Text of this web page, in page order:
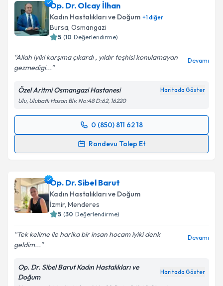
Op. Dr. Olcay İlhan
Kadın Hastalıkları ve Doğum +1diğer
Bursa, Osmangazi
5 (10 Değerlendirme)
Allah iyiki karşıma çıkardı , yıldır teşhisi konulamayan
gezmedigi...
Devamı
Özel Aritmi Osmangazi Hastanesi Haritada Göster
Ulu, Ulubatlı Hasan Blv. No:48 D:62, 16220
0 (850) 811 62 18
Randevu Talep Et
Randevu Takvimi Talebi
takvim hazırlandığında e-posta ile bilgilendireceğiz.
E-posta Adresiniz
kapsamda işlenmesini kabul ediyorum.
Op. Dr. Sibel Barut
Kadın Hastalıkları ve Doğum
İzmir, Menderes
5 (30 Değerlendirme)
Tek kelime ile harika bir insan hocam iyiki denk
geldim...
Devamı
Op. Dr. Sibel Barut Kadın Hastalıkları ve
Doğum
Haritada Göster